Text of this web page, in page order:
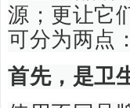
源；更让它
可分为两点：
首先，是卫